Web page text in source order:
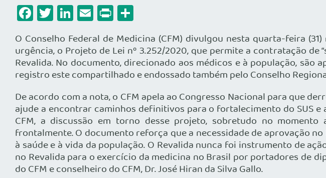
Facebook
Twitter
LinkedIn
Email
Print
O Conselho Federal de Medicina (CFM) divulgou nesta quarta-feira
urgência, o Projeto de Lei nº 3.252/2020, que permite a contratação
Revalida. No documento, direcionado aos médicos e à população, são
registro este compartilhado e endossado também pelo Conselho
De acordo com a nota, o CFM apela ao Congresso Nacional para que
ajude a encontrar caminhos definitivos para o fortalecimento do SUS
CFM, a discussão em torno desse projeto, sobretudo no
frontalmente. O documento reforça que a necessidade de aprovação
à saúde e à vida da população. O Revalida nunca foi instrumento de
no Revalida para o exercício da medicina no Brasil por portadores de
do CFM e conselheiro do CFM, Dr. José Hiran da Silva Gallo.